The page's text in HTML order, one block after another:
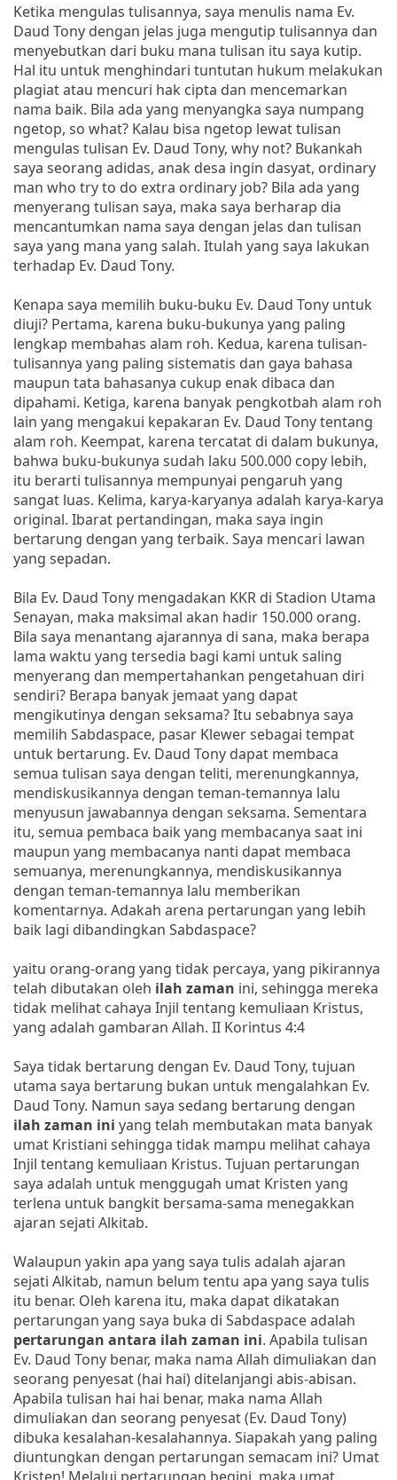
Ketika mengulas tulisannya, saya menulis nama Ev.
Daud Tony dengan jelas juga mengutip tulisannya dan
menyebutkan dari buku mana tulisan itu saya kutip.
Hal itu untuk menghindari tuntutan hukum melakukan
plagiat atau mencuri hak cipta dan mencemarkan
nama baik. Bila ada yang menyangka saya numpang
ngetop, so what? Kalau bisa ngetop lewat tulisan
mengulas tulisan Ev. Daud Tony, why not? Bukankah
saya seorang adidas, anak desa ingin dasyat, ordinary
man who try to do extra ordinary job? Bila ada yang
menyerang tulisan saya, maka saya berharap dia
mencantumkan nama saya dengan jelas dan tulisan
saya yang mana yang salah. Itulah yang saya lakukan
terhadap Ev. Daud Tony.
Kenapa saya memilih buku-buku Ev. Daud Tony untuk
diuji? Pertama, karena buku-bukunya yang paling
lengkap membahas alam roh. Kedua, karena tulisan-
tulisannya yang paling sistematis dan gaya bahasa
maupun tata bahasanya cukup enak dibaca dan
dipahami. Ketiga, karena banyak pengkotbah alam roh
lain yang mengakui kepakaran Ev. Daud Tony tentang
alam roh. Keempat, karena tercatat di dalam bukunya,
bahwa buku-bukunya sudah laku 500.000 copy lebih,
itu berarti tulisannya mempunyai pengaruh yang
sangat luas. Kelima, karya-karyanya adalah karya-karya
original. Ibarat pertandingan, maka saya ingin
bertarung dengan yang terbaik. Saya mencari lawan
yang sepadan.
Bila Ev. Daud Tony mengadakan KKR di Stadion Utama
Senayan, maka maksimal akan hadir 150.000 orang.
Bila saya menantang ajarannya di sana, maka berapa
lama waktu yang tersedia bagi kami untuk saling
menyerang dan mempertahankan pengetahuan diri
sendiri? Berapa banyak jemaat yang dapat
mengikutinya dengan seksama? Itu sebabnya saya
memilih Sabdaspace, pasar Klewer sebagai tempat
untuk bertarung. Ev. Daud Tony dapat membaca
semua tulisan saya dengan teliti, merenungkannya,
mendiskusikannya dengan teman-temannya lalu
menyusun jawabannya dengan seksama. Sementara
itu, semua pembaca baik yang membacanya saat ini
maupun yang membacanya nanti dapat membaca
semuanya, merenungkannya, mendiskusikannya
dengan teman-temannya lalu memberikan
komentarnya. Adakah arena pertarungan yang lebih
baik lagi dibandingkan Sabdaspace?
yaitu orang-orang yang tidak percaya, yang pikirannya
telah dibutakan oleh ilah zaman ini, sehingga mereka
tidak melihat cahaya Injil tentang kemuliaan Kristus,
yang adalah gambaran Allah. II Korintus 4:4
Saya tidak bertarung dengan Ev. Daud Tony, tujuan
utama saya bertarung bukan untuk mengalahkan Ev.
Daud Tony. Namun saya sedang bertarung dengan
ilah zaman ini yang telah membutakan mata banyak
umat Kristiani sehingga tidak mampu melihat cahaya
Injil tentang kemuliaan Kristus. Tujuan pertarungan
saya adalah untuk menggugah umat Kristen yang
terlena untuk bangkit bersama-sama menegakkan
ajaran sejati Alkitab.
Walaupun yakin apa yang saya tulis adalah ajaran
sejati Alkitab, namun belum tentu apa yang saya tulis
itu benar. Oleh karena itu, maka dapat dikatakan
pertarungan yang saya buka di Sabdaspace adalah
pertarungan antara ilah zaman ini. Apabila tulisan
Ev. Daud Tony benar, maka nama Allah dimuliakan dan
seorang penyesat (hai hai) ditelanjangi abis-abisan.
Apabila tulisan hai hai benar, maka nama Allah
dimuliakan dan seorang penyesat (Ev. Daud Tony)
dibuka kesalahan-kesalahannya. Siapakah yang paling
diuntungkan dengan pertarungan semacam ini? Umat
Kristen! Melalui pertarungan begini, maka umat